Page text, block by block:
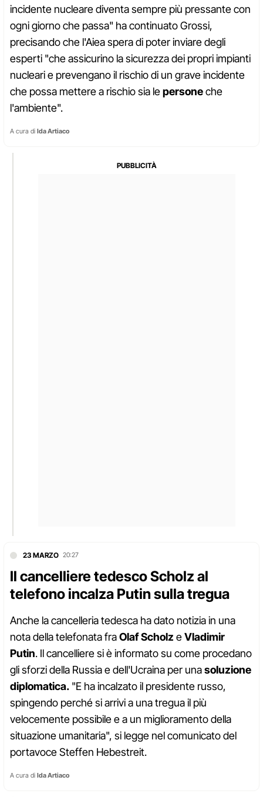
incidente nucleare diventa sempre più pressante con
ogni giorno che passa" ha continuato Grossi,
precisando che l'Aiea spera di poter inviare degli
esperti "che assicurino la sicurezza dei propri impianti
nucleari e prevengano il rischio di un grave incidente
che possa mettere a rischio sia lepersoneche
l'ambiente".
A cura di Ida Artiaco
23 MARZO 20:27
Il cancelliere tedesco Scholz al
telefono incalza Putin sulla tregua
Anche la cancelleria tedesca ha dato notizia in una
nota della telefonata fraOlaf Scholz eVladimir
Putin. Il cancelliere si è informato su come procedano
gli sforzi della Russia e dell'Ucraina per unasoluzione
diplomatica. "E ha incalzato il presidente russo,
spingendo perché si arrivi a una tregua il più
velocemente possibile e a un miglioramento della
situazione umanitaria", si legge nel comunicato del
portavoce Steffen Hebestreit.
A cura di Ida Artiaco